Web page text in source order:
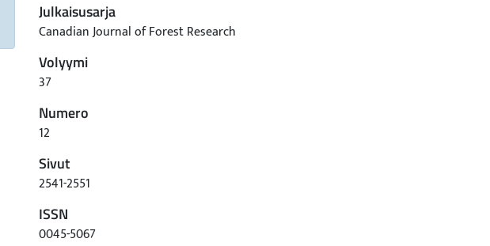
Julkaisusarja
Canadian Journal of Forest Research
Volyymi
37
Numero
12
Sivut
2541-2551
ISSN
0045-5067